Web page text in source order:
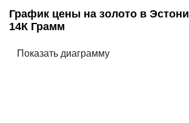
График цены на золото в
14К Грамм